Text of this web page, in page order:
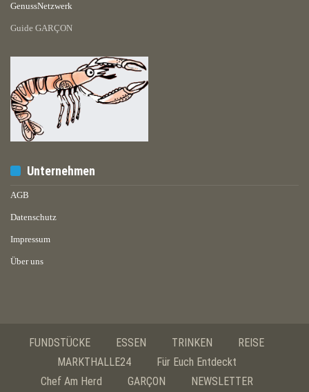
GenussNetzwerk
Guide GARÇON
Unternehmen
AGB
Datenschutz
Impressum
Über uns
FUNDSTÜCKE ESSEN TRINKEN
REISE
MARKTHALLE24
Für Euch Entdeckt
Chef Am Herd
GARÇON NEWSLETTER